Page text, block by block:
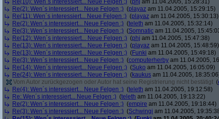
Re(10): Wen´s interessiert... Neue Felgen ;) (phj am 11.04.2005, 15:28:31)
Re(2): Wen´s interessiert... Neue Felgen ;) (playaz am 11.04.2005, 15:29:15)
Re(11): Wen´s interessiert... Neue Felgen ;) (playaz am 11.04.2005, 15:30:13)
Re(2): Wen´s interessiert... Neue Felgen ;) (teleth am 11.04.2005, 15:32:14)
Re(3): Wen´s interessiert... Neue Felgen ;) (Somnatic am 11.04.2005,
Re(12): Wen´s interessiert... Neue Felgen ;) (phj am 11.04.2005, 15:47:38)
Re(13): Wen´s interessiert... Neue Felgen ;) (playaz am 11.04.2005, 15:48:59)
Re(13): Wen´s interessiert... Neue Felgen ;) (Funki am 11.04.2005, 15:49:18)
Re(3): Wen´s interessiert... Neue Felgen ;) (computerherby am 11.04.2005,
Re(14): Wen´s interessiert... Neue Felgen ;) (Suko am 11.04.2005, 16:05:09)
Re(24): Wen´s interessiert... Neue Felgen ;) (kaukus am 11.04.2005,
Vom Autor zurückgezogen oder Autor hat seine Registrierung nicht bestätigt (
Re(4): Wen´s interessiert... Neue Felgen ;) (teleth am 11.04.2005, 19:12:58)
Re: Wen´s interessiert... Neue Felgen ;) (teleth am 11.04.2005, 19:13:22)
Re(2): Wen´s interessiert... Neue Felgen ;) (empire am 11.04.2005, 19:18:44)
Re(3): Wen´s interessiert... Neue Felgen ;) (Schwingi am 11.04.2005,